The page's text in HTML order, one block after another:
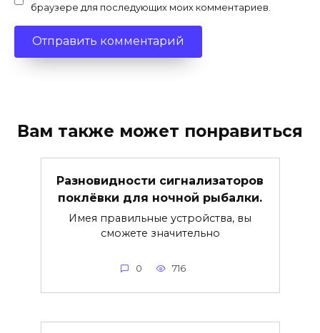
браузере для последующих моих комментариев.
Вам также может понравиться
Разновидности сигнализаторов
поклёвки для ночной рыбалки.
Имея правильные устройства, вы
сможете значительно
0 716